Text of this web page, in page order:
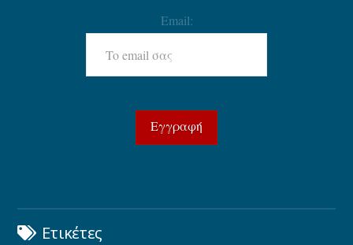
Email:
Ετικέτες